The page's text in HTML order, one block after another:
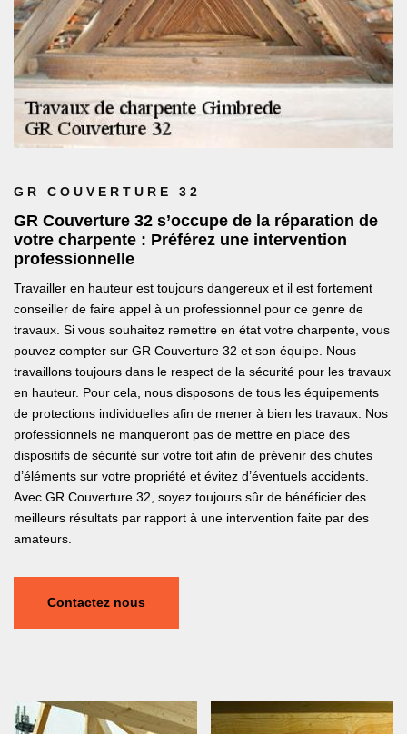
GR COUVERTURE 32
GR Couverture 32 s’occupe de la réparation de
votre charpente : Préférez une intervention
professionnelle
Travailler en hauteur est toujours dangereux et il est fortement
conseiller de faire appel à un professionnel pour ce genre de
travaux. Si vous souhaitez remettre en état votre charpente, vous
pouvez compter sur GR Couverture 32 et son équipe. Nous
travaillons toujours dans le respect de la sécurité pour les travaux
en hauteur. Pour cela, nous disposons de tous les équipements
de protections individuelles afin de mener à bien les travaux. Nos
professionnels ne manqueront pas de mettre en place des
dispositifs de sécurité sur votre toit afin de prévenir des chutes
d’éléments sur votre propriété et évitez d’éventuels accidents.
Avec GR Couverture 32, soyez toujours sûr de bénéficier des
meilleurs résultats par rapport à une intervention faite par des
amateurs.
Contactez nous